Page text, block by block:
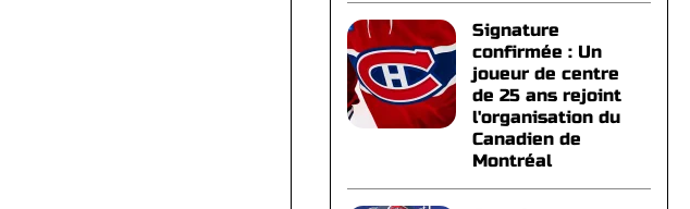
Signature
confirmée : Un
joueur de centre
de 25 ans rejoint
l'organisation du
Canadien de
Montréal